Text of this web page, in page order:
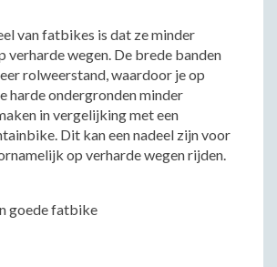
van fatbikes is dat ze minder
verharde wegen. De brede banden
rolweerstand, waardoor je op
harde ondergronden minder
in vergelijking met een
Dit kan een nadeel zijn voor
op verharde wegen rijden.